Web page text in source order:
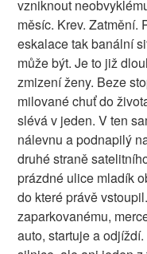
vzniknout
měsíc. Krev. Zatmění.
eskalace tak banální
může být. Je to již
zmizení ženy. Beze
milované chuť do
slévá v jeden. V ten
nálevnu a podnapilý
druhé straně
prázdné ulice mladík
do které právě
zaparkovanému,
auto, startuje a